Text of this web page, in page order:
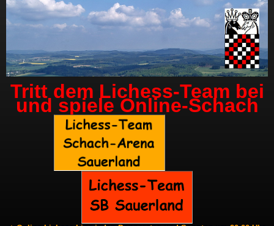
Tritt dem Lichess-Team bei
und spiele Online-Schach